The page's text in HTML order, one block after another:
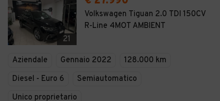
21
Volkswagen Tiguan 2.0 TDI 150CV
R-Line 4MOT AMBIENT
Aziendale Gennaio 2022
128.000 km
Diesel - Euro 6
Semiautomatico
Unico proprietario